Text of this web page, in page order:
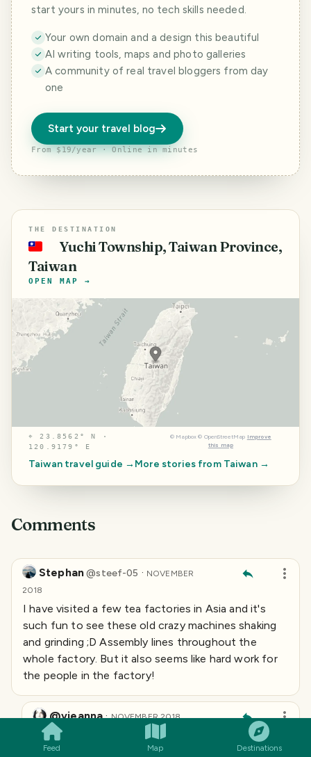
Feed Map Destinations
start yours in minutes, no tech skills needed.
Your own domain and a design this beautiful
AI writing tools, maps and photo galleries
A community of real travel bloggers from day
one
Start your travel blog
From $19/year · Online in minutes
THE DESTINATION
🇹🇼
Yuchi Township, Taiwan Province,
Taiwan
OPEN MAP →
⌖ 23.8562° N ·
120.9179° E
© Mapbox © OpenStreetMap Improve
this map
Taiwantravel guide → More stories from Taiwan→
Comments
Stephan@steef-05 · NOVEMBER
2018
I have visited a few tea factories in Asia and it's
such fun to see these old crazy machines shaking
and grinding ;D Assembly lines throughout the
whole factory. But it also seems like hard work for
the people in the factory!
@vieanna ·NOVEMBER 2018
I liked those old machines! I haven't seen them in
SMILES COMMENT SHARE